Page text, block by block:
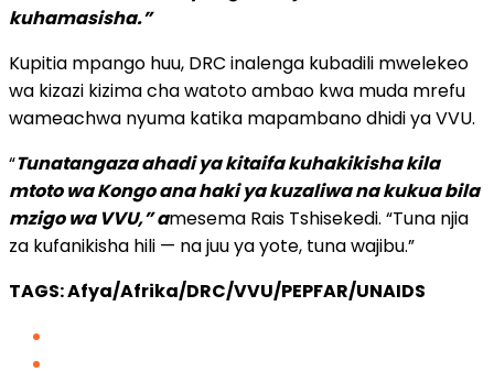
kuhamasisha.”
Kupitia mpango huu, DRC inalenga kubadili mwelekeo
wa kizazi kizima cha watoto ambao kwa muda mrefu
wameachwa nyuma katika mapambano dhidi ya VVU.
“Tunatangaza ahadi ya kitaifa kuhakikisha kila
mtoto wa Kongo ana haki ya kuzaliwa na kukua bila
mzigo wa VVU,” amesema Rais Tshisekedi. “Tuna njia
za kufanikisha hili — na juu ya yote, tuna wajibu.”
TAGS: Afya/Afrika/DRC/VVU/PEPFAR/UNAIDS